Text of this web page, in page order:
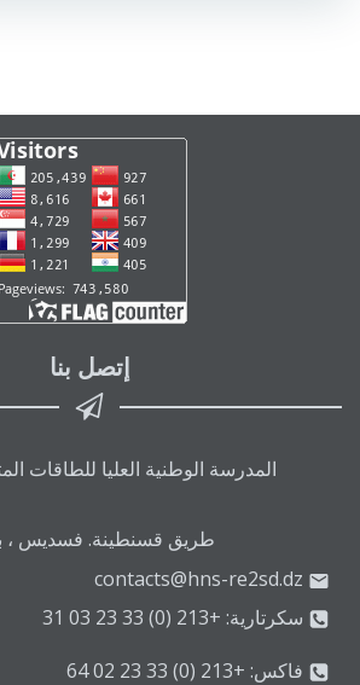
إتصل بنا
المدرسة الوطنية العليا للطاقات
طريق قسنطينة. فسديس ، باتنة 05078 ،
contacts@hns-re2sd.dz
سكرتارية: +213 (0) 33 23 03 31
فاكس: +213 (0) 33 23 02 64